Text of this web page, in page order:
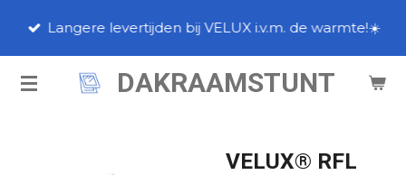
de
DAKRAAMSTUNT
Langere levertijden bij VELUX i.v.m. de warmte!☀️
VELUX® RFL